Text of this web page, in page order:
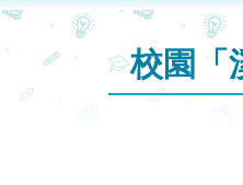
校園「